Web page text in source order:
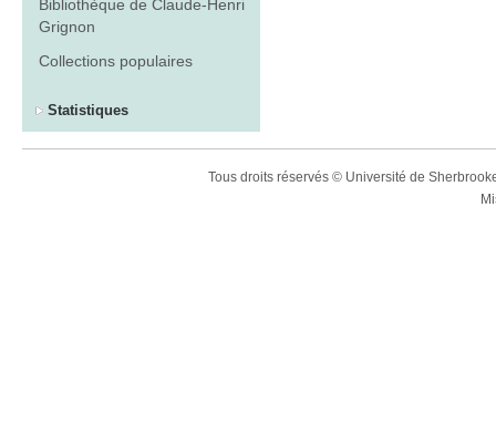
Bibliothèque de Claude-Henri
Grignon
Collections populaires
Statistiques
Tous droits réservés © Université de